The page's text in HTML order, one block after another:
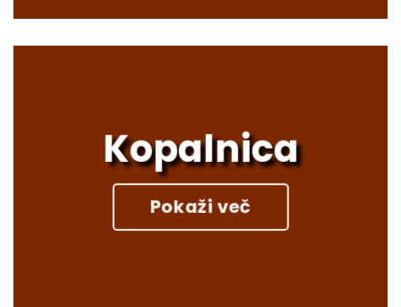
Kopalnica
Pokaži več